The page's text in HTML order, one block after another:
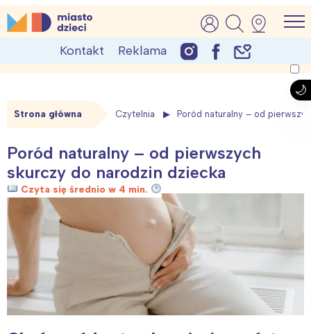
Skip
to
MiastoDzieci.pl
atrakcje dla dzieci, wydarzenia, imprezy rodzinne
Kontakt Reklama
Strona główna Czytelnia Poród naturalny – od
Poród naturalny – od pierwszych
skurczy do narodzin dziecka
Czyta się średnio w 4 min.